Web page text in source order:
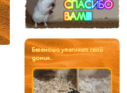
Бегемоша утепляет свой
домик...